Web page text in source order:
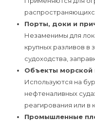
Порты, доки и
Незаменимы для
крупных разливов в
судоходства,
Объекты морской
Используются на
нефтеналивных
реагирования или в
Промышленные